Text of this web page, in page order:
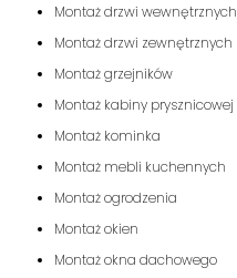
Montaż drzwi wewnętrznych
Montaż drzwi zewnętrznych
Montaż grzejników
Montaż kabiny prysznicowej
Montaż kominka
Montaż mebli kuchennych
Montaż ogrodzenia
Montaż okien
Montaż okna dachowego